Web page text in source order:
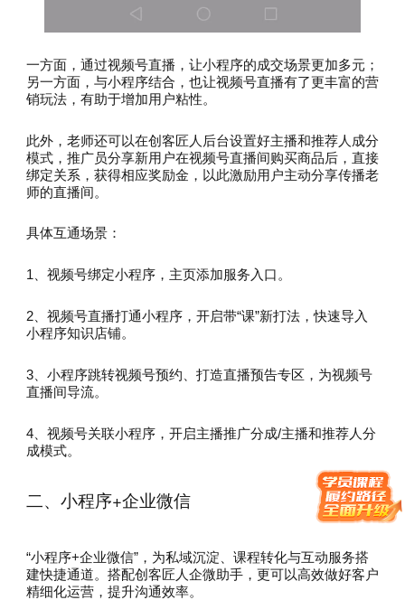
一方面，通过视频号直播，让小程序的成交场景更加多元；
另一方面，与小程序结合，也让视频号直播有了更丰富的营
销玩法，有助于增加用户粘性。
此外，老师还可以在创客匠人后台设置好主播和推荐人成分
模式，推广员分享新用户在视频号直播间购买商品后，直接
绑定关系，获得相应奖励金，以此激励用户主动分享传播老
师的直播间。
具体互通场景：
1、视频号绑定小程序，主页添加服务入口。
2、视频号直播打通小程序，开启带“课”新打法，快速导入
小程序知识店铺。
3、小程序跳转视频号预约、打造直播预告专区，为视频号
直播间导流。
4、视频号关联小程序，开启主播推广分成/主播和推荐人分
成模式。
二、小程序+企业微信
“小程序+企业微信”，为私域沉淀、课程转化与互动服务搭
建快捷通道。搭配创客匠人企微助手，更可以高效做好客户
精细化运营，提升沟通效率。